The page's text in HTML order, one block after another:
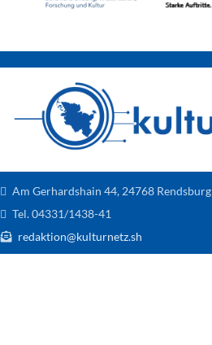
Am Gerhardshain 44, 24768 Rendsburg
Tel. 04331/1438-41
redaktion@kulturnetz.sh